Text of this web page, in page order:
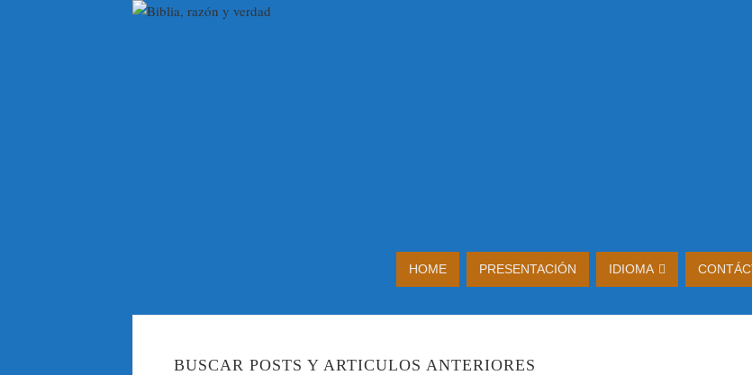
HOME PRESENTACIÓN IDIOMA
BUSCAR POSTS Y ARTICULOS ANTERIORES